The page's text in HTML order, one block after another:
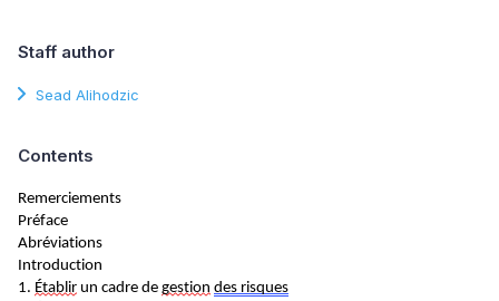
Staff author
Sead Alihodzic
Contents
Remerciements
Préface
Abréviations
Introduction
1. Établir un cadre de gestion des risques